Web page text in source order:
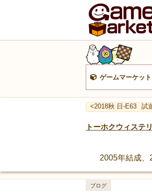
ゲームマーケッ
<2018秋 日-E63 試
トーホクウィステ
2005年結成、
ブログ